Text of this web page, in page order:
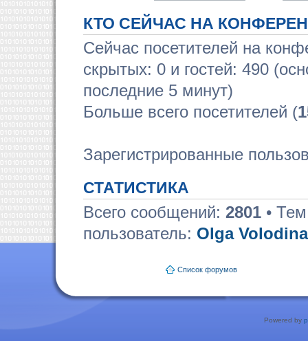
КТО СЕЙЧАС НА
Сейчас посетителей на
скрытых: 0 и гостей: 490
последние 5 минут)
Больше всего посетителей (
Зарегистрированные
СТАТИСТИКА
Всего сообщений: 2801 •
пользователь: Olga Volodina
Список форумов
Powered by